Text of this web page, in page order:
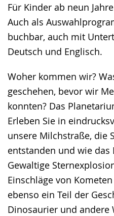
Für Kinder ab neun
Auch als
buchbar, auch mit
Deutsch und Englisch.
Woher kommen wir?
geschehen, bevor wir
konnten? Das
Erleben Sie in
unsere Milchstraße, die
entstanden und wie das
Gewaltige
Einschläge von
ebenso ein Teil der
Dinosaurier und andere